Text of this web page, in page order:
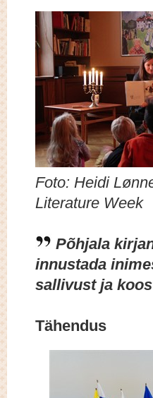
Foto:
Literature Week
Põhjala
innustada
sallivust ja
Tähendus